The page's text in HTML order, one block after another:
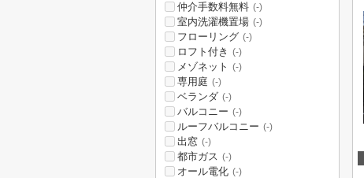
仲介手数料無料 (-)
室内洗濯機置場 (-)
フローリング (-)
ロフト付き (-)
メゾネット (-)
専用庭 (-)
ベランダ (-)
バルコニー (-)
ルーフバルコニー (-)
出窓 (-)
都市ガス (-)
オール電化 (-)